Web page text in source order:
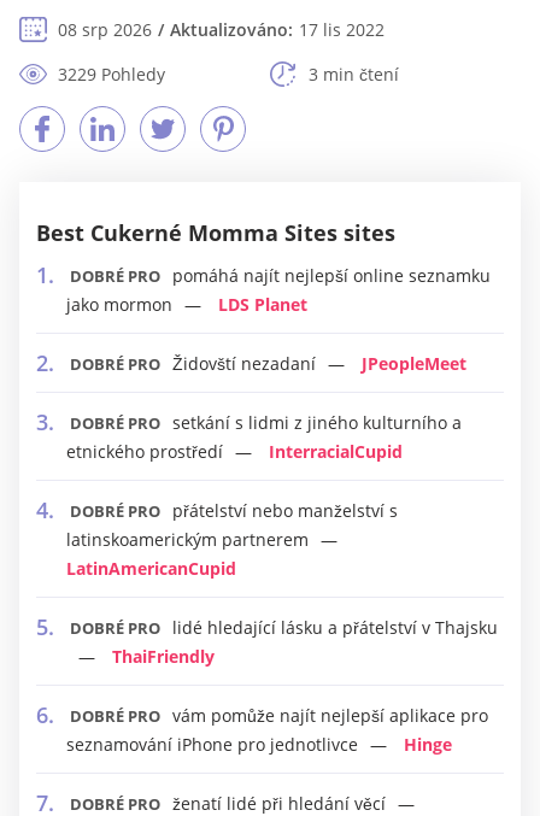
08 srp 2026 Aktualizováno: 17 lis 2022
3229 Pohledy
3 min čtení
Best Cukerné Momma Sites sites
DOBRÉ PRO
pomáhá najít nejlepší online seznamku
jako mormon
LDS Planet
DOBRÉ PRO Židovští nezadaní JPeopleMeet
DOBRÉ PRO setkání s lidmi z jiného kulturního a
etnického prostředí
InterracialCupid
DOBRÉ PRO
přátelství nebo manželství s
latinskoamerickým partnerem
LatinAmericanCupid
DOBRÉ PRO
lidé hledající lásku a přátelství v Thajsku
ThaiFriendly
DOBRÉ PRO vám pomůže najít nejlepší aplikace pro
seznamování iPhone pro jednotlivce
Hinge
DOBRÉ PRO ženatí lidé při hledání věcí